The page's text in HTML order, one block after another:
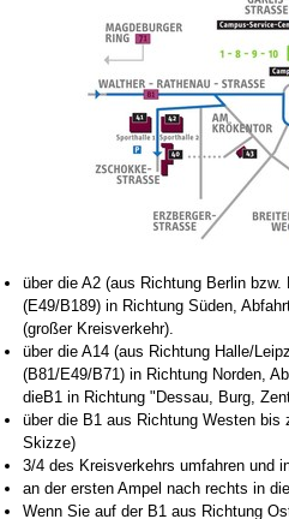
über die A2 (aus Richtung Berlin
(E49/B189) in Richtung Süden,
(großer Kreisverkehr).
über die A14 (aus Richtung Halle/
(B81/E49/B71) in Richtung Norden,
dieB1 in Richtung "Dessau, Burg,
über die B1 aus Richtung Westen
Skizze)
3/4 des Kreisverkehrs umfahren und
an der ersten Ampel nach rechts in
Wenn Sie auf der B1 aus Richtung